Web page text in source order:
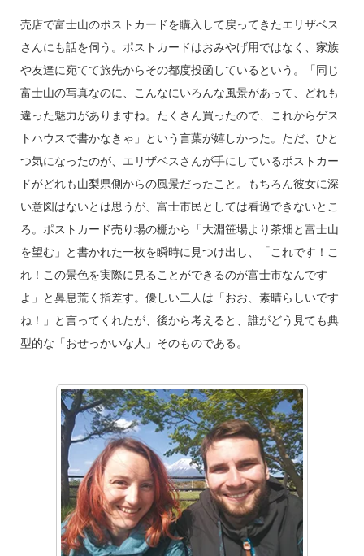
売店で富士山のポストカードを購入して戻ってきたエリザベス
さんにも話を伺う。ポストカードはおみやげ用ではなく、家族
や友達に宛てて旅先からその都度投函しているという。「同じ
富士山の写真なのに、こんなにいろんな風景があって、どれも
違った魅力がありますね。たくさん買ったので、これからゲス
トハウスで書かなきゃ」という言葉が嬉しかった。ただ、ひと
つ気になったのが、エリザベスさんが手にしているポストカー
ドがどれも山梨県側からの風景だったこと。もちろん彼女に深
い意図はないとは思うが、富士市民としては看過できないとこ
ろ。ポストカード売り場の棚から「大淵笹場より茶畑と富士山
を望む」と書かれた一枚を瞬時に見つけ出し、「これです！こ
れ！この景色を実際に見ることができるのが富士市なんです
よ」と鼻息荒く指差す。優しい二人は「おお、素晴らしいです
ね！」と言ってくれたが、後から考えると、誰がどう見ても典
型的な「おせっかいな人」そのものである。